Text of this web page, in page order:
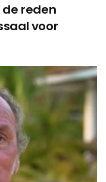
de reden
voor